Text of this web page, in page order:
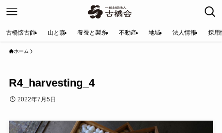
古橋懐古館 山と森 養蚕と製糸 不動産 地域 法人情報 採用
ホーム
R4_harvesting_4
2022年7月5日